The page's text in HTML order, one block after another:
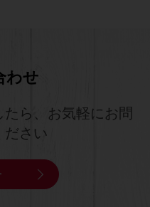
わせ
ら、お気軽にお問
ださい